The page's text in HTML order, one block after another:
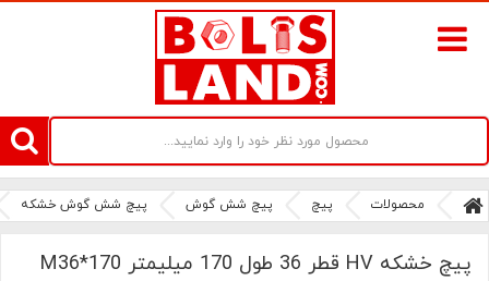
سامانه آنلاین فروش پیچ و مهره های صنعتی بولتز لند | سرزمین پیچ
محصولات پیچ پیچ شش گوش پیچ شش گوش خشکه
پیچ خشکه HV قطر 36 طول 170 میلیمتر M36*170